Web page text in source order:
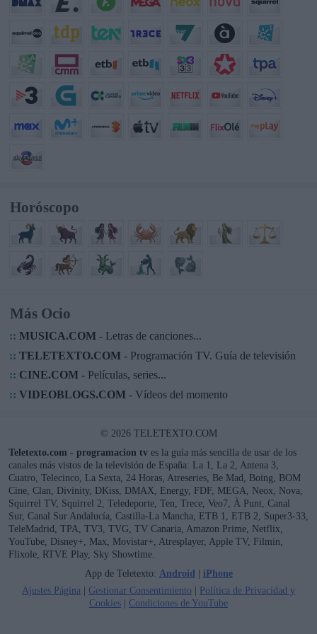
Horóscopo
Más Ocio
:: MUSICA.COM- Letras de canciones...
:: TELETEXTO.COM- Programación TV. Guía de televisión
:: CINE.COM- Películas, series...
:: VIDEOBLOGS.COM- Vídeos del momento
© 2026 TELETEXTO.COM
Teletexto.com - programacion tv es la guía más sencilla de usar de los
canales más vistos de la televisión de España: La 1, La 2, Antena 3,
Cuatro, Telecinco, La Sexta, 24 Horas, Atreseries, Be Mad, Boing, BOM
Cine, Clan, Divinity, DKiss, DMAX, Energy, FDF, MEGA, Neox, Nova,
Squirrel TV, Squirrel 2, Teledeporte, Ten, Trece, Veo7, À Punt, Canal
Sur, Canal Sur Andalucía, Castilla-La Mancha, ETB 1, ETB 2, Super3-33,
TeleMadrid, TPA, TV3, TVG, TV Canaria, Amazon Prime, Netflix,
YouTube, Disney+, Max, Movistar+, Atresplayer, Apple TV, Filmin,
Flixole, RTVE Play, Sky Showtime.
App de Teletexto: Android | iPhone
Ajustes Página | Gestionar Consentimiento | Política de Privacidad y
Cookies | Condiciones de YouTube